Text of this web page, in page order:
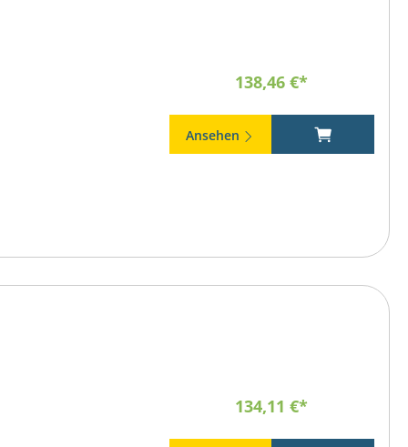
138,46 €*
Ansehen
134,11 €*